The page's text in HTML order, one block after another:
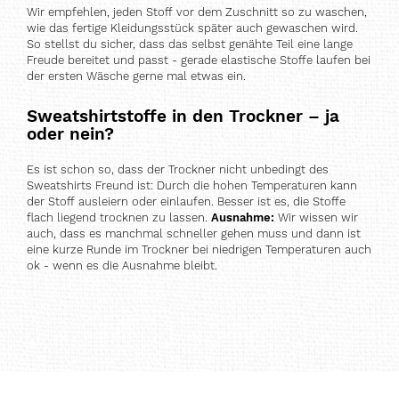
Wir empfehlen, jeden Stoff vor dem Zuschnitt so zu waschen,
wie das fertige Kleidungsstück später auch gewaschen wird.
So stellst du sicher, dass das selbst genähte Teil eine lange
Freude bereitet und passt - gerade elastische Stoffe laufen bei
der ersten Wäsche gerne mal etwas ein.
Sweatshirtstoffe in den Trockner – ja
oder nein?
Es ist schon so, dass der Trockner nicht unbedingt des
Sweatshirts Freund ist: Durch die hohen Temperaturen kann
der Stoff ausleiern oder einlaufen. Besser ist es, die Stoffe
flach liegend trocknen zu lassen. Ausnahme: Wir wissen wir
auch, dass es manchmal schneller gehen muss und dann ist
eine kurze Runde im Trockner bei niedrigen Temperaturen auch
ok - wenn es die Ausnahme bleibt.